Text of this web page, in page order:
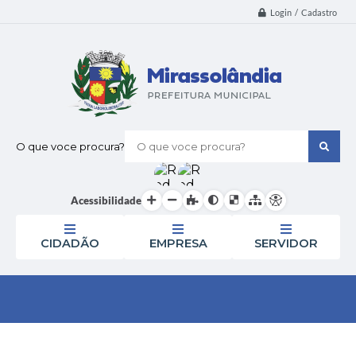
Login / Cadastro
O que voce procura?
Acessibilidade
CIDADÃO EMPRESA SERVIDOR